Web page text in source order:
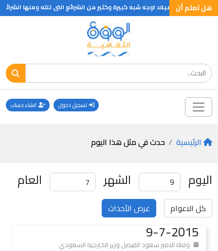
هل تعلم أن
قبل الميلاد اوجه شبه كبيرة وكثير من الشرائع التى تلته ومنها
تسجيل دخول انشاء حساب
الرئيسية حدث في مثل هذا اليوم
اليوم الشهر العام
عرض الأحداث
9-7-2015
وفاة الامير سعود الفيصل وزير الخارجيه السعودي